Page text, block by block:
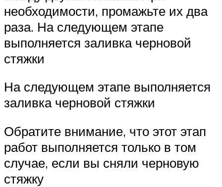
необходимости, промажьте их два
раза. На следующем этапе
выполняется заливка черновой
стяжки
На следующем этапе выполняется
заливка черновой стяжки
Обратите внимание, что этот этап
работ выполняется только в том
случае, если вы сняли черновую
стяжку